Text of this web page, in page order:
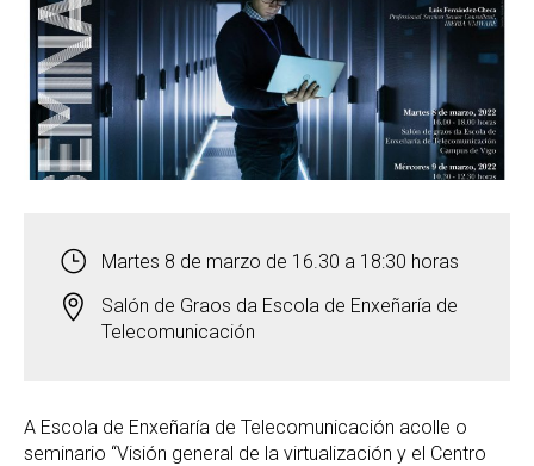
Martes 8 de marzo de 16.30 a 18:30 horas
Salón de Graos da Escola de Enxeñaría de
Telecomunicación
A Escola de Enxeñaría de Telecomunicación acolle o
seminario “Visión general de la virtualización y el Centro